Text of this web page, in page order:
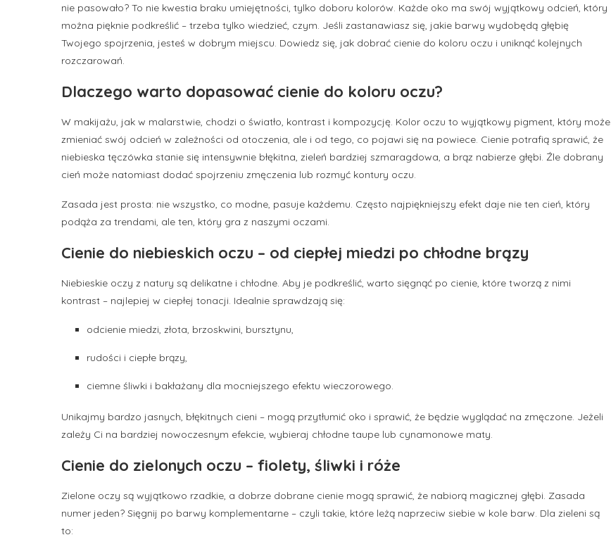
nie pasowało? To nie kwestia braku umiejętności, tylko doboru kolorów. Każde oko ma swój wyjątkowy odcień, który
można pięknie podkreślić – trzeba tylko wiedzieć, czym. Jeśli zastanawiasz się, jakie barwy wydobędą głębię
Twojego spojrzenia, jesteś w dobrym miejscu. Dowiedz się, jak dobrać cienie do koloru oczu i uniknąć kolejnych
rozczarowań.
Dlaczego warto dopasować cienie do koloru oczu?
W makijażu, jak w malarstwie, chodzi o światło, kontrast i kompozycję. Kolor oczu to wyjątkowy pigment, który może
zmieniać swój odcień w zależności od otoczenia, ale i od tego, co pojawi się na powiece. Cienie potrafią sprawić, że
niebieska tęczówka stanie się intensywnie błękitna, zieleń bardziej szmaragdowa, a brąz nabierze głębi. Źle dobrany
cień może natomiast dodać spojrzeniu zmęczenia lub rozmyć kontury oczu.
Zasada jest prosta: nie wszystko, co modne, pasuje każdemu. Często najpiękniejszy efekt daje nie ten cień, który
podąża za trendami, ale ten, który gra z naszymi oczami.
Cienie do niebieskich oczu – od ciepłej miedzi po chłodne brązy
Niebieskie oczy z natury są delikatne i chłodne. Aby je podkreślić, warto sięgnąć po cienie, które tworzą z nimi
kontrast – najlepiej w ciepłej tonacji. Idealnie sprawdzają się:
odcienie miedzi, złota, brzoskwini, bursztynu,
rudości i ciepłe brązy,
ciemne śliwki i bakłażany dla mocniejszego efektu wieczorowego.
Unikajmy bardzo jasnych, błękitnych cieni – mogą przytłumić oko i sprawić, że będzie wyglądać na zmęczone. Jeżeli
zależy Ci na bardziej nowoczesnym efekcie, wybieraj chłodne taupe lub cynamonowe maty.
Cienie do zielonych oczu – fiolety, śliwki i róże
Zielone oczy są wyjątkowo rzadkie, a dobrze dobrane cienie mogą sprawić, że nabiorą magicznej głębi. Zasada
numer jeden? Sięgnij po barwy komplementarne – czyli takie, które leżą naprzeciw siebie w kole barw. Dla zieleni są
to: